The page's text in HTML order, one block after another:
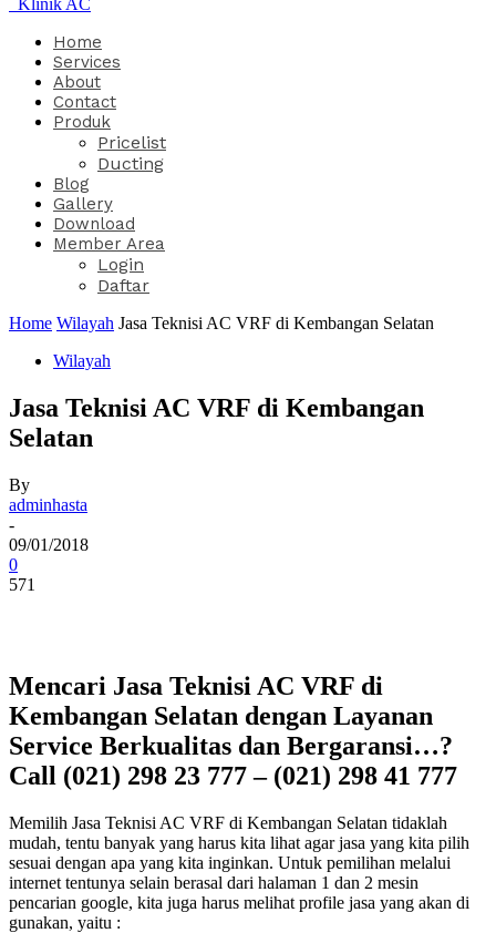
Klinik AC
Home
Services
About
Contact
Produk
Pricelist
Ducting
Blog
Gallery
Download
Member Area
Login
Daftar
Home Wilayah Jasa Teknisi AC VRF di Kembangan Selatan
Wilayah
Jasa Teknisi AC VRF di Kembangan
Selatan
By
adminhasta
-
09/01/2018
0
571
Mencari Jasa Teknisi AC VRF di
Kembangan Selatan dengan Layanan
Service Berkualitas dan Bergaransi…?
Call (021) 298 23 777 – (021) 298 41 777
Memilih Jasa Teknisi AC VRF di Kembangan Selatan tidaklah
mudah, tentu banyak yang harus kita lihat agar jasa yang kita pilih
sesuai dengan apa yang kita inginkan. Untuk pemilihan melalui
internet tentunya selain berasal dari halaman 1 dan 2 mesin
pencarian google, kita juga harus melihat profile jasa yang akan di
gunakan, yaitu :